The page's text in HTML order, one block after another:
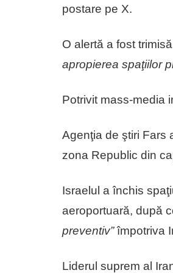
postare pe X.
O alertă a fost
apropierea spaţiilor
Potrivit mass-media
Agenţia de ştiri Fars
zona Republic din
Israelul a închis
aeroportuară, după
preventiv”împotriva
Liderul suprem al